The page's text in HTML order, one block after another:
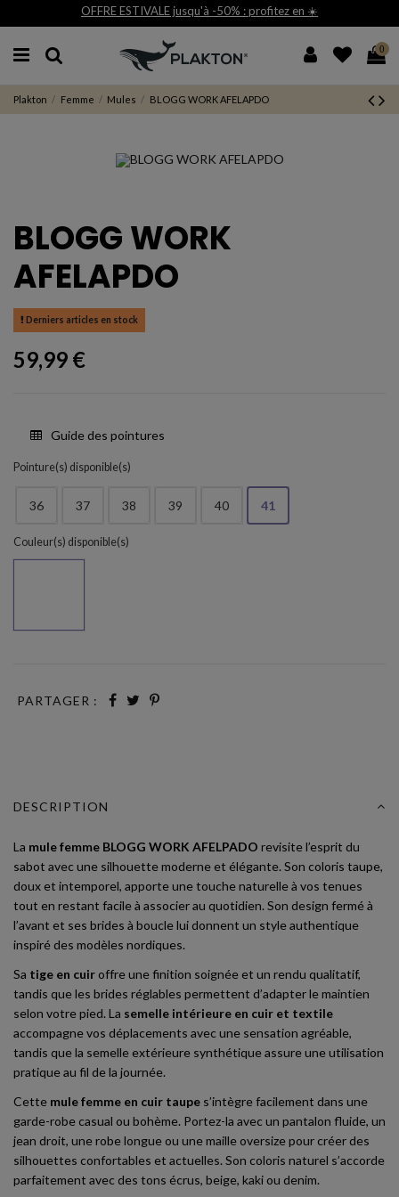
OFFRE ESTIVALE jusqu'à -50% : profitez en ☀️
0
Plakton Femme Mules BLOGG WORK AFELAPDO
BLOGG WORK
AFELAPDO
Derniers articles en stock
59,99 €
Guide des pointures
Pointure(s) disponible(s)
36 37 38 39 40 41
Couleur(s) disponible(s)
PARTAGER :
DESCRIPTION
La mule femme BLOGG WORK AFELPADO revisite l’esprit du
sabot avec une silhouette moderne et élégante. Son coloris taupe,
doux et intemporel, apporte une touche naturelle à vos tenues
tout en restant facile à associer au quotidien. Son design fermé à
l’avant et ses brides à boucle lui donnent un style authentique
inspiré des modèles nordiques.
Sa tige en cuiroffre une finition soignée et un rendu qualitatif,
tandis que les brides réglables permettent d’adapter le maintien
selon votre pied. La semelle intérieure en cuir et textile
accompagne vos déplacements avec une sensation agréable,
tandis que la semelle extérieure synthétique assure une utilisation
pratique au fil de la journée.
Cette mule femme en cuir taupe s’intègre facilement dans une
garde-robe casual ou bohème. Portez-la avec un pantalon fluide, un
jean droit, une robe longue ou une maille oversize pour créer des
silhouettes confortables et actuelles. Son coloris naturel s’accorde
parfaitement avec des tons écrus, beige, kaki ou denim.